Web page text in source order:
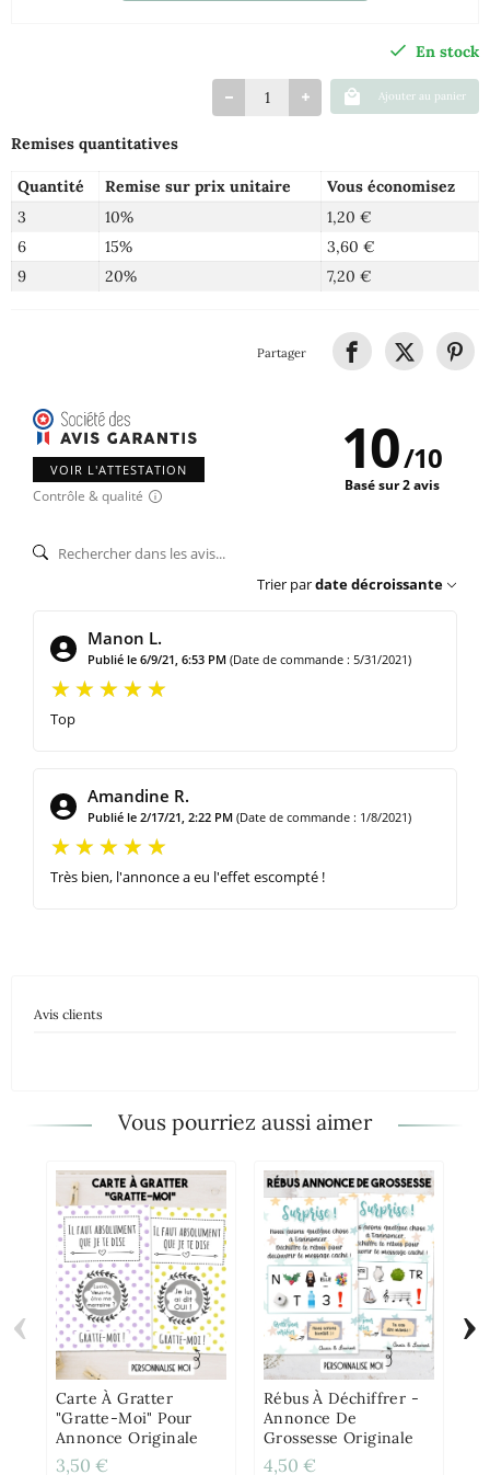
En stock
Ajouter au panier
Remises quantitatives
Quantité Remise sur prix unitaire
Vous économisez
3
10%
1,20 €
6
15%
3,60 €
9
20% 7,20 €
Partager
VOIR L'ATTESTATION
Contrôle & qualité
10/10
Basé sur 2 avis
Trier pardate décroissante
Manon L.
Publié le 6/9/21, 6:53 PM (Date de commande : 5/31/2021)
Top
Amandine R.
Publié le 2/17/21, 2:22 PM (Date de commande : 1/8/2021)
Très bien, l'annonce a eu l'effet escompté !
Avis clients
Vous pourriez aussi aimer
Carte À Gratter
"Gratte-Moi" Pour
Annonce Originale
3,50 €
Rébus À Déchiffrer -
Annonce De
Grossesse Originale
4,50 €
‹ ›